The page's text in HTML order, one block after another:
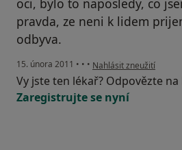
oci, bylo to naposledy, co
pravda, ze neni k lidem
odbyva.
15. února 2011 • • • podle názoru uživatele
Nahlásit zneužití
Vy jste ten lékař? Odpovězte
Zaregistrujte se nyní